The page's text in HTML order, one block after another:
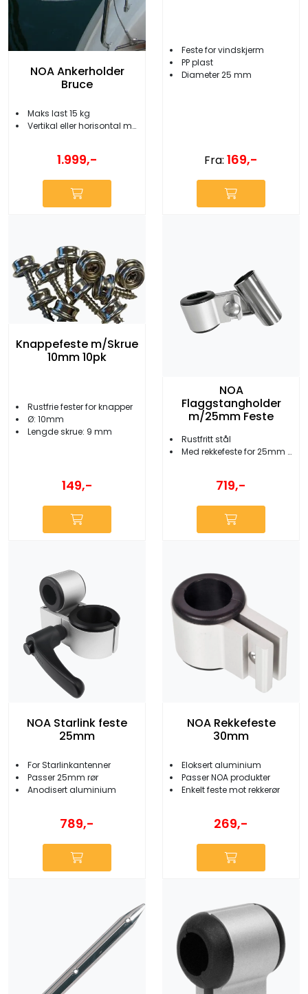
NOA Ankerholder
Bruce
Maks last 15 kg
Vertikal eller horisontal montering
1.999,-
Feste for vindskjerm
PP plast
Diameter 25 mm
Fra: 169,-
Knappefeste m/Skrue
10mm 10pk
Rustfrie fester for knapper
Ø: 10mm
Lengde skrue: 9 mm
149,-
NOA
Flaggstangholder
m/25mm Feste
Rustfritt stål
Med rekkefeste for 25mm rør
719,-
NOA Starlink feste
25mm
For Starlinkantenner
Passer 25mm rør
Anodisert aluminium
789,-
NOA Rekkefeste
30mm
Eloksert aluminium
Passer NOA produkter
Enkelt feste mot rekkerør
269,-